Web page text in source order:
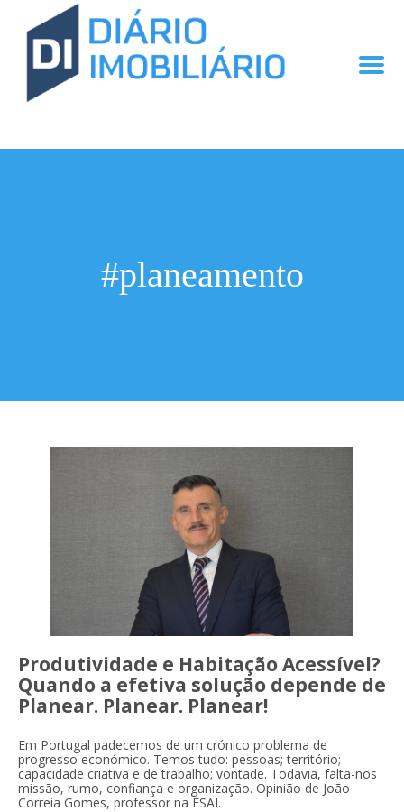
#planeamento
Produtividade e Habitação Acessível?
Quando a efetiva solução depende de
Planear. Planear. Planear!
Em Portugal padecemos de um crónico problema de
progresso económico. Temos tudo: pessoas; território;
capacidade criativa e de trabalho; vontade. Todavia, falta-nos
missão, rumo, confiança e organização. Opinião de João
Correia Gomes, professor na ESAI.